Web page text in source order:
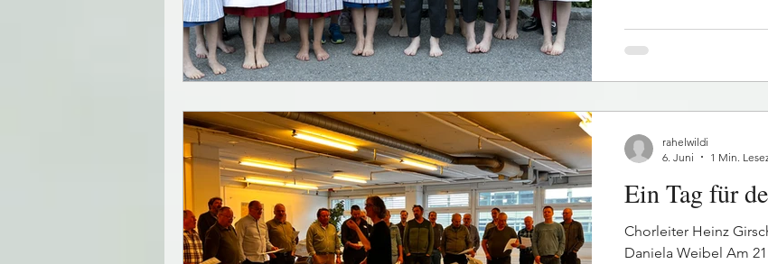
2 Buben fanden den
brachten von Anfang
Ein Tag für
Chorleiter Heinz
Daniela Weibel Am
rahelwildi
6. Juni
1 Min.